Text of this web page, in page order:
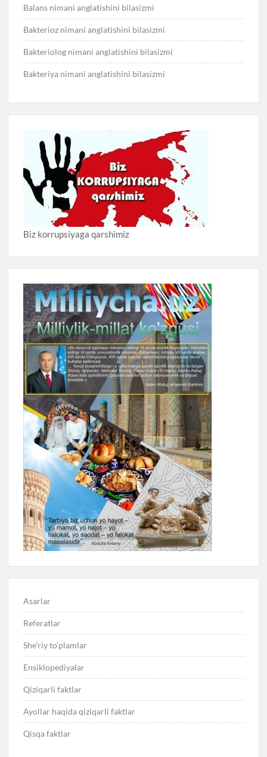
Balans nimani anglatishini bilasizmi
Bakterioz nimani anglatishini bilasizmi
Bakteriolog nimani anglatishini bilasizmi
Bakteriya nimani anglatishini bilasizmi
Biz korrupsiyaga qarshimiz
Asarlar
Referatlar
She’riy to’plamlar
Ensiklopediyalar
Qiziqarli faktlar
Ayollar haqida qiziqarli faktlar
Qisqa faktlar